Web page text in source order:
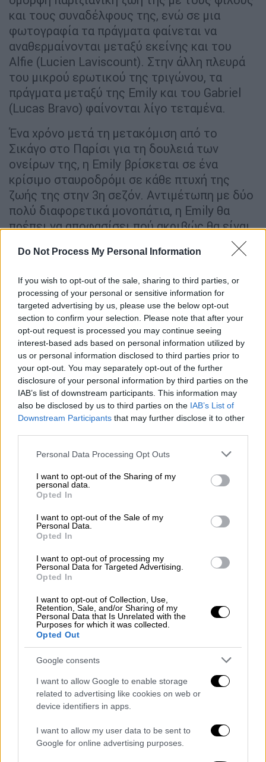
Do Not Process My Personal Information
If you wish to opt-out of the sale, sharing to third parties, or
processing of your personal or sensitive information for
targeted advertising by us, please use the below opt-out
section to confirm your selection. Please note that after your
opt-out request is processed you may continue seeing
interest-based ads based on personal information utilized by
us or personal information disclosed to third parties prior to
your opt-out. You may separately opt-out of the further
disclosure of your personal information by third parties on the
IAB’s list of downstream participants. This information may
also be disclosed by us to third parties on the IAB’s List of
Downstream Participants that may further disclose it to other
Please note that this website/app uses one or more Google
not limited to your visit or usage behaviour. You may click to
grant or deny consent to Google and its third-party tags to
use your data for below specified purposes in below Google
consent section.
Personal Data Processing Opt Outs
I want to opt-out of the Sharing of my
personal data.
Opted In
I want to opt-out of the Sale of my
Personal Data.
Opted In
I want to opt-out of processing my
Personal Data for Targeted Advertising.
Opted In
I want to opt-out of Collection, Use,
Retention, Sale, and/or Sharing of my
Personal Data that Is Unrelated with the
Purposes for which it was collected.
Opted Out
Google consents
I want to allow Google to enable storage
related to advertising like cookies on web or
device identifiers in apps.
I want to allow my user data to be sent to
Google for online advertising purposes.
και τους συναδέλφους της, ενώ σε μια
φωτογραφία τα πράγματα φαίνεται να
αναθερμαίνονται μεταξύ εκείνης και του
Alfie (Lucien Laviscount). Στην άλλη πλευρά
του μικρού ερωτικού της τριγώνου, τα
πράγματα μεταξύ της Emily και του Gabriel
(Lucas Bravo) φαίνονται λίγο τεταμένα.
Ένα χρόνο μετά τη μετακόμιση από το
Σικάγο στο Παρίσι για τη δουλειά των
ονείρων της, η Emily βρίσκεται σε ένα
κρίσιμο σταυροδρόμι σε κάθε πτυχή της
ζωής της στην 3η σεζόν. Αντιμέτωπη με δύο
πολύ διαφορετικά μονοπάτια, η Emily θα
πρέπει να αποφασίσει πού ακριβώς θα είναι
πιστή - στη δουλειά και στην ερωτική της
ζωή - και τι σημαίνουν αυτές οι αποφάσεις
παράλληλα θα συνεχίσει να ζει τις
περιπέτειες και τις αναπάντεχες ανατροπές
που προσφέρει η ζωή στο Παρίσι.
Copyright: Netflix
Copyright: Netflix